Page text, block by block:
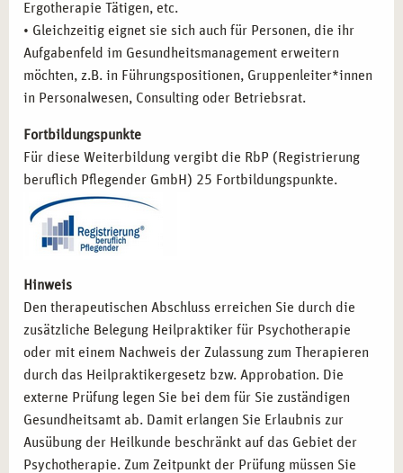
Ergotherapie Tätigen, etc.
• Gleichzeitig eignet sie sich auch für Personen, die ihr
Aufgabenfeld im Gesundheitsmanagement erweitern
möchten, z.B. in Führungspositionen, Gruppenleiter*innen
in Personalwesen, Consulting oder Betriebsrat.
Fortbildungspunkte
Für diese Weiterbildung vergibt die RbP (Registrierung
beruflich Pflegender GmbH) 25 Fortbildungspunkte.
Hinweis
Den therapeutischen Abschluss erreichen Sie durch die
zusätzliche Belegung Heilpraktiker für Psychotherapie
oder mit einem Nachweis der Zulassung zum Therapieren
durch das Heilpraktikergesetz bzw. Approbation. Die
externe Prüfung legen Sie bei dem für Sie zuständigen
Gesundheitsamt ab. Damit erlangen Sie Erlaubnis zur
Ausübung der Heilkunde beschränkt auf das Gebiet der
Psychotherapie. Zum Zeitpunkt der Prüfung müssen Sie